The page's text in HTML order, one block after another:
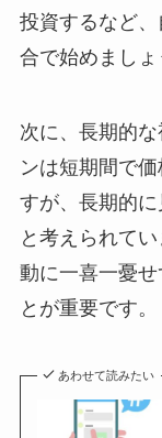
投資するなど
合で始めましょ
次に、長期的
ンは短期間で
すが、長期的
と考えられて
動に一喜一憂
とが重要です。
あわせて読みたい